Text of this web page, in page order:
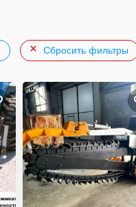
Сбросить фильтры